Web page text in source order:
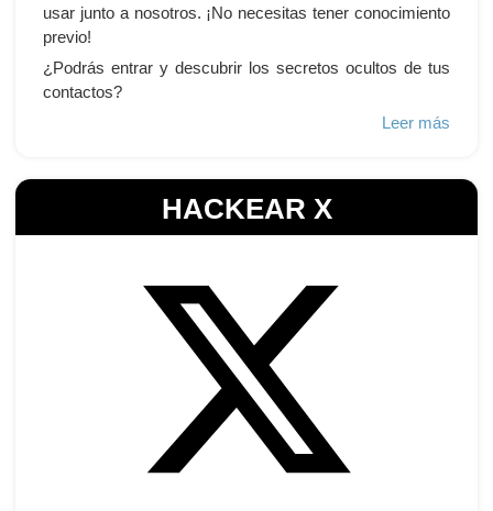
usar junto a nosotros. ¡No necesitas tener conocimiento
previo!
¿Podrás entrar y descubrir los secretos ocultos de tus
contactos?
Leer más
HACKEAR X